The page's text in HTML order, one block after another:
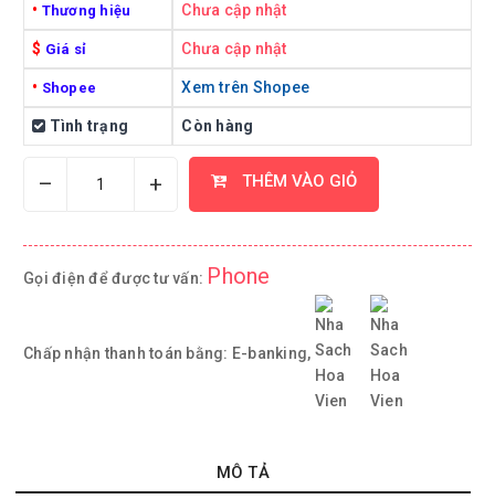
• Thương hiệu Chưa cập nhật
$ Giá sỉ Chưa cập nhật
• Shopee Xem trên Shopee
Tình trạng Còn hàng
– + THÊM VÀO GIỎ
Gọi điện để được tư vấn: Phone
Chấp nhận thanh toán bằng: E-banking,
MÔ TẢ